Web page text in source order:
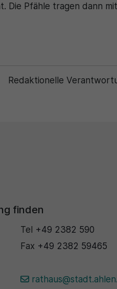
Die Pfähle tragen dann
Redaktionelle
finden
Tel +49 2382 590
Fax +49 2382 59465